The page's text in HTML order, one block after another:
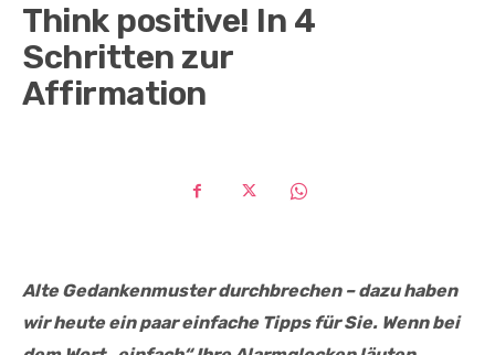
Think positive! In 4
Schritten zur
Affirmation
Alte Gedankenmuster durchbrechen – dazu haben
wir heute ein paar einfache Tipps für Sie. Wenn bei